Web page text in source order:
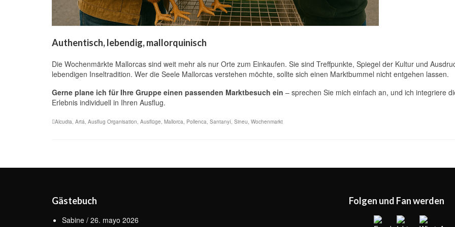
Authentisch, lebendig, mallorquinisch
Die Wochenmärkte Mallorcas sind weit mehr als nur Orte zum Einkaufen. Sie sind Treffpunkte, Spiegel der Kultur und
lebendigen Inseltradition. Wer die Seele Mallorcas verstehen möchte, sollte sich einen Marktbummel nicht entgehen lassen.
Gerne plane ich für Ihre Gruppe einen passenden Marktbesuch ein – sprechen Sie mich einfach an, und ich integriere
Erlebnis individuell in Ihren Ausflug.
Alcudia, Artá, Ausflug Organisation, Ausflüge, Mallorca, Pollenca, Santanyí, Sineu, Wochenmarkt
Gästebuch
Sabine / 26. mayo 2026
Folgen und Fan werden